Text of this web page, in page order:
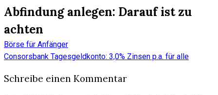
Abfindung anlegen: Darauf ist zu
achten
Beitragsnavigation
Börse für Anfänger
Consorsbank Tagesgeldkonto: 3,0% Zinsen p.a. für alle
Schreibe einen Kommentar